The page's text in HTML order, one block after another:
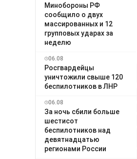
Минобороны РФ
сообщило о двух
массированных и 12
групповых ударах за
неделю
06.08
Росгвардейцы
уничтожили свыше 120
беспилотников в ЛНР
06.08
За ночь сбили больше
шестисот
беспилотников над
девятнадцатью
регионами России